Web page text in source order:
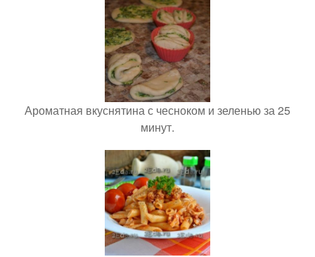
Ароматная вкуснятина с чесноком и зеленью за 25
минут.